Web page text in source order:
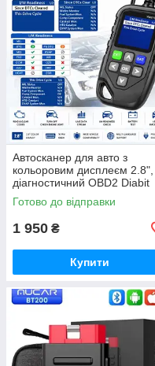
Автосканер для авто з
кольоровим дисплеєм 2.8",
діагностичний OBD2 Diabit
YM119, читання та скидання
помилок Check Engine
Готово до відправки
1 950 ₴
Купити